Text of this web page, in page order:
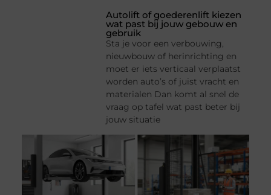
Autolift of goederenlift kiezen
wat past bij jouw gebouw en
gebruik
Sta je voor een verbouwing,
nieuwbouw of herinrichting en
moet er iets verticaal verplaatst
worden auto’s of juist vracht en
materialen Dan komt al snel de
vraag op tafel wat past beter bij
jouw situatie